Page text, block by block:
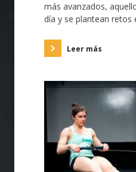
más avanzados,
día y se plantean retos
Leer más